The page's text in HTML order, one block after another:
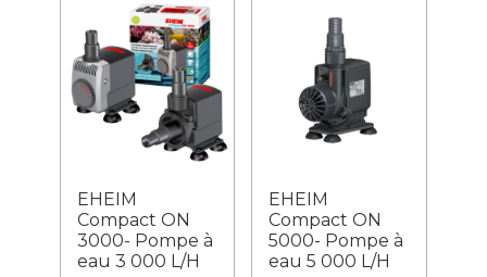
EHEIM
Compact ON
3000- Pompe à
eau 3 000 L/H
EHEIM
Compact ON
5000- Pompe à
eau 5 000 L/H